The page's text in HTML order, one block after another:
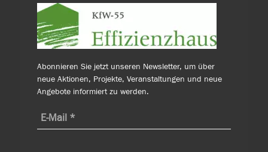
Abonnieren Sie jetzt unseren Newsletter, um über
neue Aktionen, Projekte, Veranstaltungen und neue
Angebote informiert zu werden.